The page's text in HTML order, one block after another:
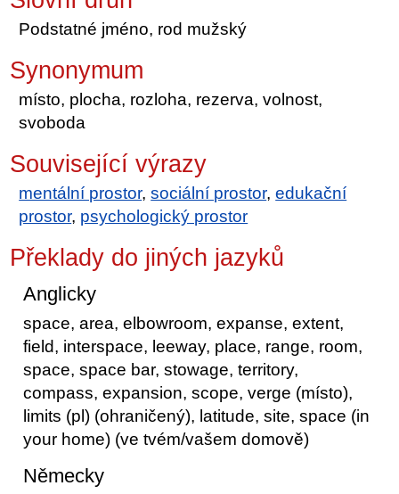
Podstatné jméno, rod mužský
Synonymum
místo, plocha, rozloha, rezerva, volnost,
svoboda
Související výrazy
mentální prostor,sociální prostor,edukační
prostor, psychologický prostor
Překlady do jiných jazyků
Anglicky
space, area, elbowroom, expanse, extent,
field, interspace, leeway, place, range, room,
space, space bar, stowage, territory,
compass, expansion, scope, verge (místo),
limits (pl) (ohraničený), latitude, site, space (in
your home) (ve tvém/vašem domově)
Německy